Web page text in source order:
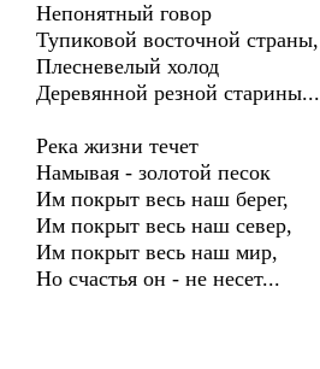
Непонятный говор
Тупиковой восточной страны,
Плесневелый холод
Деревянной резной старины...
Река жизни течет
Намывая - золотой песок
Им покрыт весь наш берег,
Им покрыт весь наш север,
Им покрыт весь наш мир,
Но счастья он - не несет...